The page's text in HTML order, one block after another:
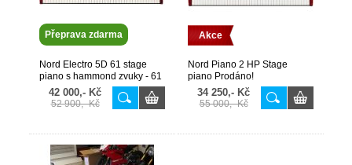
Přeprava zdarma
Nord Electro 5D 61 stage
piano s hammond zvuky - 61
kláves + pouzdro akce
42 000,- Kč
52 900,- Kč
Akce
Nord Piano 2 HP Stage
piano Prodáno!
34 250,- Kč
55 000,- Kč